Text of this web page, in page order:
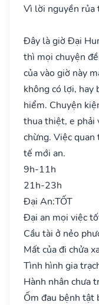
Vì lời nguyền rủa
Đây là giờ Đại
thì mọi chuyện
của vào giờ này
không có lợi, hay
hiểm. Chuyện
thua thiệt, e phải
chừng. Việc
tế mới an.
9h-11h
21h-23h
Đại An:TỐT
Đại an mọi việc
Cầu tài ở nẻo
Mất của đi chửa
Tình hình gia
Hành nhân chưa
Ốm đau bệnh tật